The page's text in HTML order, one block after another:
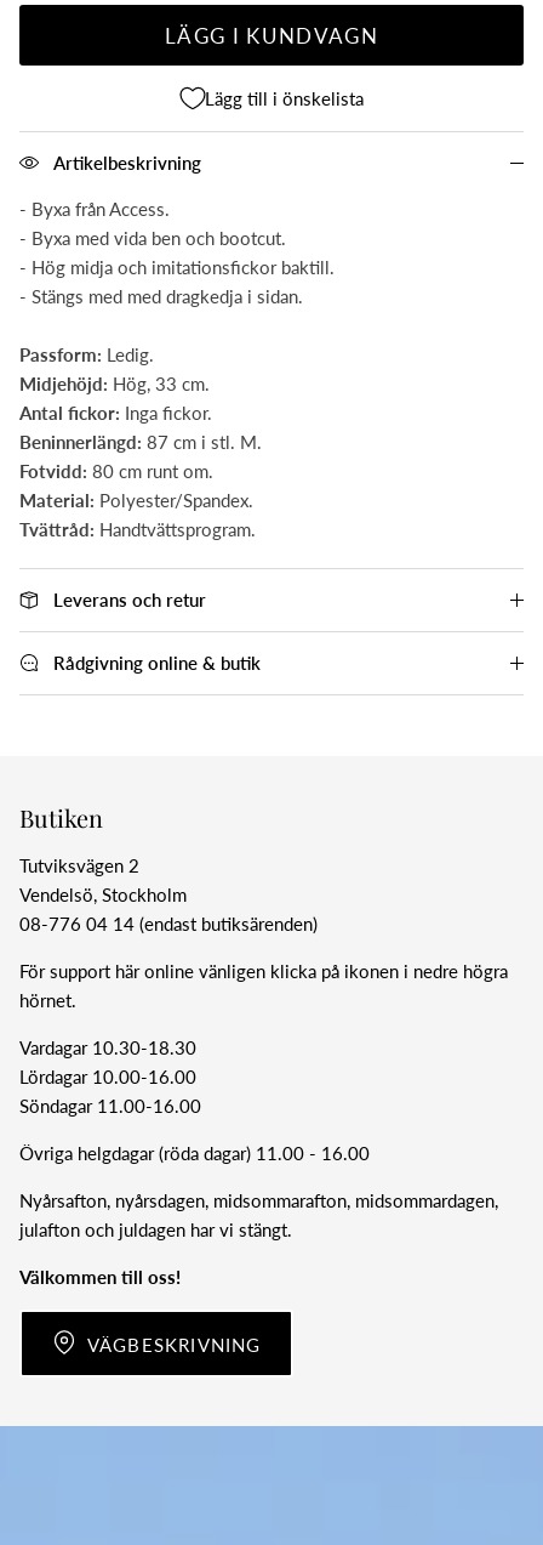
LÄGG I KUNDVAGN
Lägg till i önskelista
Artikelbeskrivning
- Byxa från Access.
- Byxa med vida ben och bootcut.
- Hög midja och imitationsfickor baktill.
- Stängs med med dragkedja i sidan.
Passform: Ledig.
Midjehöjd: Hög, 33 cm.
Antal fickor: Inga fickor.
Beninnerlängd: 87 cm i stl. M.
Fotvidd: 80 cm runt om.
Material: Polyester/Spandex.
Tvättråd: Handtvättsprogram.
Leverans och retur
Rådgivning online & butik
Butiken
Tutviksvägen 2
Vendelsö, Stockholm
08-776 04 14 (endast butiksärenden)
För support här online vänligen klicka på ikonen i nedre högra
hörnet.
Vardagar 10.30-18.30
Lördagar 10.00-16.00
Söndagar 11.00-16.00
Övriga helgdagar (röda dagar) 11.00 - 16.00
Nyårsafton, nyårsdagen, midsommarafton, midsommardagen,
julafton och juldagen har vi stängt.
Välkommen till oss!
VÄGBESKRIVNING